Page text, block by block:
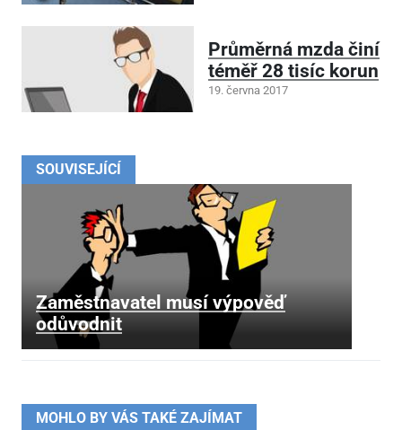
SOUVISEJÍCÍ
Zaměstnavatel musí výpověď
odůvodnit
Průměrná mzda činí
téměř 28 tisíc korun
19. června 2017
MOHLO BY VÁS TAKÉ ZAJÍMAT